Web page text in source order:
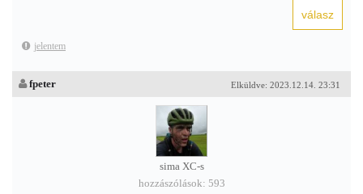
jelentem
Elküldve: 2023.12.14. 23:31
fpeter
sima XC-s
hozzászólások: 593